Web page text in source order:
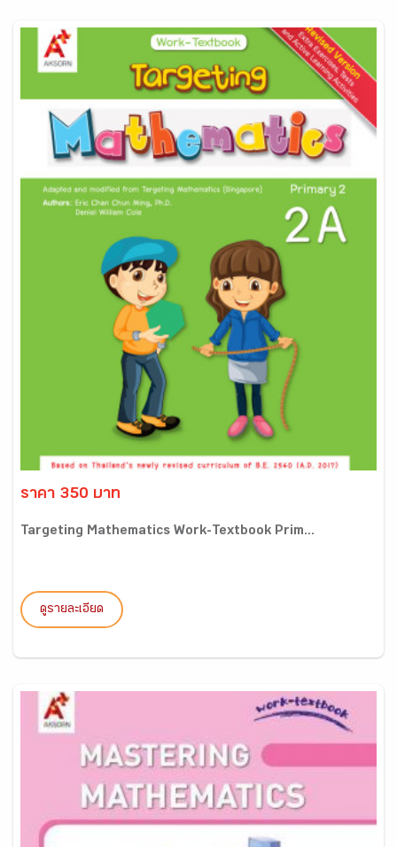
ราคา 350 บาท
Targeting Mathematics Work-Textbook Prim...
ดูรายละเอียด